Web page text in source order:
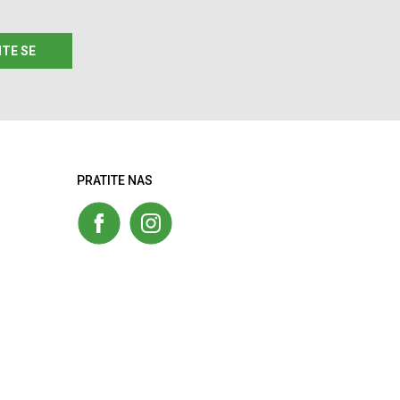
SE
PRATITE NAS